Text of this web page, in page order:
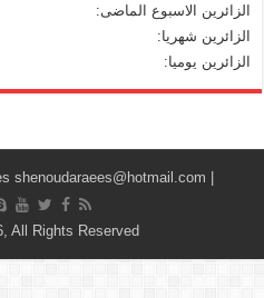
الزائرين الاسبوع الماضى:
الزائرين شهريا:
الزائرين يوميا:
shenoudaraees@hotmail.com
All Rights Reserved